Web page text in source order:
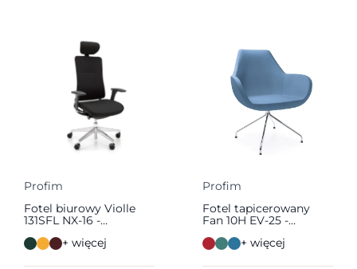
Profim
Fotel biurowy Violle
131SFL NX-16 -
+ więcej
Profim
Fotel tapicerowany
Fan 10H EV-25 -
+ więcej